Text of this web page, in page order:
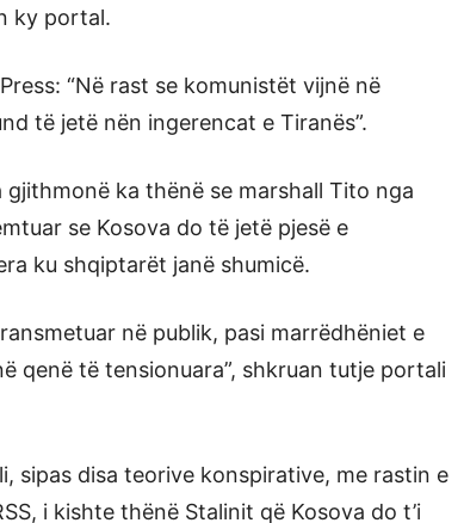
ky portal.
“Në rast se komunistët vijnë në
të jetë nën ingerencat e Tiranës”.
ka thënë se marshall Tito nga
se Kosova do të jetë pjesë e
ku shqiptarët janë shumicë.
në publik, pasi marrëdhëniet e
qenë të tensionuara”, shkruan tutje portali
sipas disa teorive konspirative, me rastin e
i kishte thënë Stalinit që Kosova do t’i